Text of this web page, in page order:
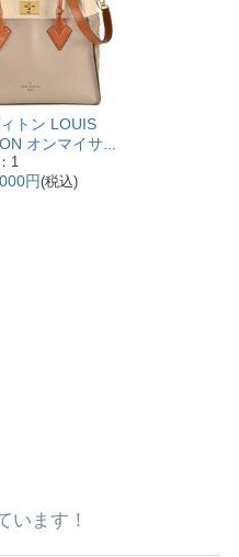
トン LOUIS
オンマイサ
ハンドバッグ
ザー M53825
1
円(税込)
います！